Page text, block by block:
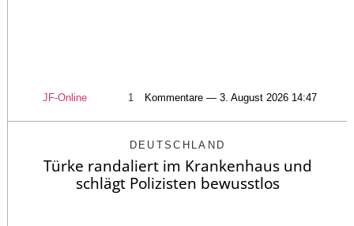
JF-Online 1 Kommentare — 3. August 2026 14:47
DEUTSCHLAND
Türke randaliert im Krankenhaus und
schlägt Polizisten bewusstlos